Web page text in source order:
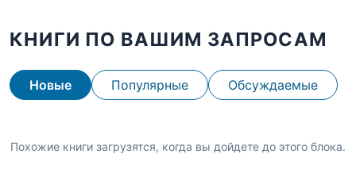
КНИГИ ПО ВАШИМ ЗАПРОСАМ
Новые Популярные Обсуждаемые
Похожие книги загрузятся, когда вы дойдете до этого блока.